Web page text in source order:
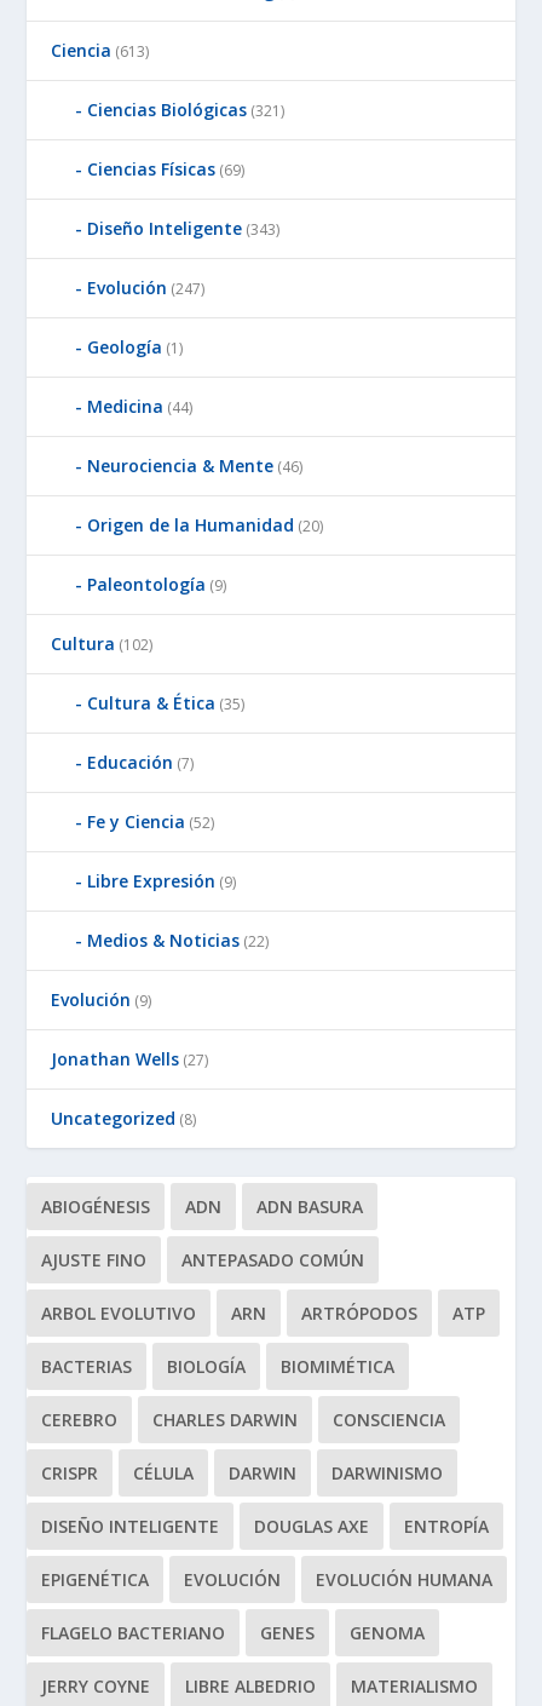
Ciencia (613)
Ciencias Biológicas (321)
Ciencias Físicas (69)
Diseño Inteligente (343)
Evolución (247)
Geología (1)
Medicina (44)
Neurociencia & Mente (46)
Origen de la Humanidad (20)
Paleontología (9)
Cultura (102)
Cultura & Ética (35)
Educación (7)
Fe y Ciencia (52)
Libre Expresión (9)
Medios & Noticias (22)
Evolución (9)
Jonathan Wells (27)
Uncategorized (8)
ABIOGÉNESIS ADN ADN BASURA
AJUSTE FINO ANTEPASADO COMÚN
ARBOL EVOLUTIVO ARN ARTRÓPODOS ATP
BACTERIAS BIOLOGÍA BIOMIMÉTICA
CEREBRO CHARLES DARWIN CONSCIENCIA
CRISPR CÉLULA DARWIN DARWINISMO
DISEÑO INTELIGENTE DOUGLAS AXE ENTROPÍA
EPIGENÉTICA EVOLUCIÓN EVOLUCIÓN HUMANA
FLAGELO BACTERIANO GENES GENOMA
JERRY COYNE LIBRE ALBEDRIO MATERIALISMO